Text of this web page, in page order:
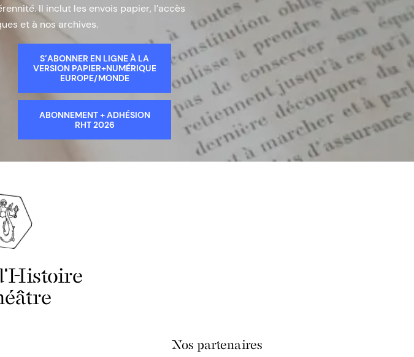
Il inclut les envois papier, l’accès
et à nos archives.
S’ABONNER EN LIGNE À LA
VERSION PAPIER+NUMÉRIQUE
EUROPE/MONDE
ABONNEMENT + ADHÉSION
RHT 2026
Nos partenaires